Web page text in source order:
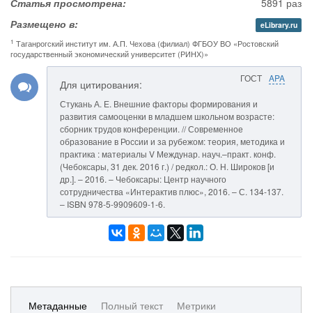
Статья просмотрена:
5891 раз
Размещено в:
eLibrary.ru
1 Таганрогский институт им. А.П. Чехова (филиал) ФГБОУ ВО «Ростовский
государственный экономический университет (РИНХ)»
ГОСТ APA
Для цитирования:
Стукань А. Е. Внешние факторы формирования и
развития самооценки в младшем школьном возрасте:
сборник трудов конференции. // Современное
образование в России и за рубежом: теория, методика и
практика : материалы V Междунар. науч.–практ. конф.
(Чебоксары, 31 дек. 2016 г.) / редкол.: О. Н. Широков [и
др.]. – 2016. – Чебоксары: Центр научного
сотрудничества «Интерактив плюс», 2016. – С. 134-137.
– ISBN 978-5-9909609-1-6.
Метаданные Полный текст Метрики